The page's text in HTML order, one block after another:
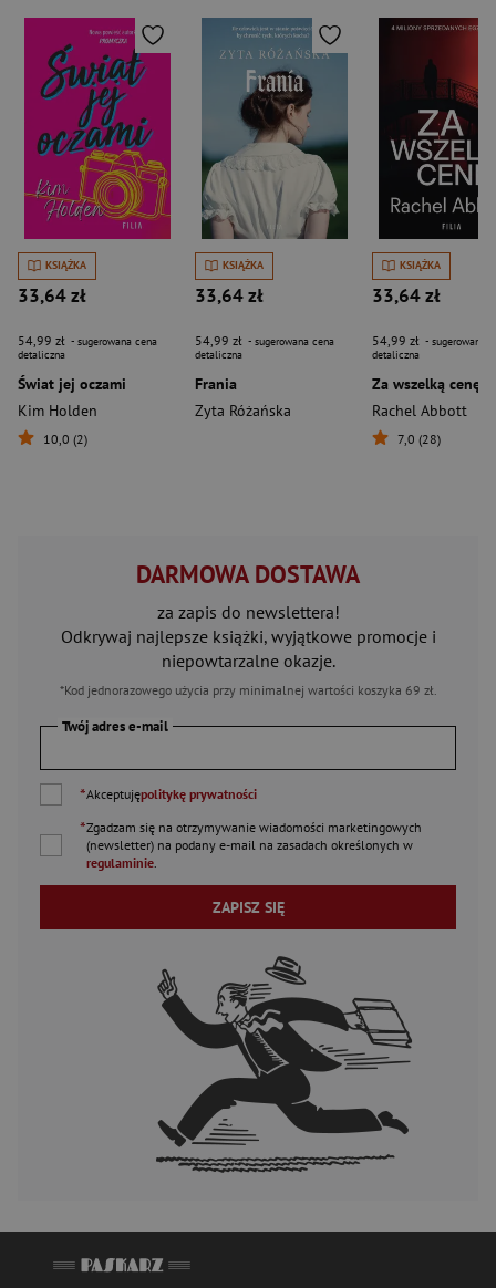
KSIĄŻKA
33,64 zł
54,99 zł - sugerowana cena
detaliczna
Świat jej oczami
Kim Holden
10,0 (2)
KSIĄŻKA
33,64 zł
54,99 zł - sugerowana cena
detaliczna
Frania
Zyta Różańska
KSIĄŻKA
33,64 zł
54,99 zł - sugerowana
detaliczna
Za wszelką cenę
Rachel Abbott
7,0 (28)
DARMOWA DOSTAWA
za zapis do newslettera!
Odkrywaj najlepsze książki, wyjątkowe promocje i
niepowtarzalne okazje.
*Kod jednorazowego użycia przy minimalnej wartości koszyka 69 zł.
Twój adres e-mail
*Akceptujępolitykę prywatności
*Zgadzam się na otrzymywanie wiadomości marketingowych
(newsletter) na podany e-mail na zasadach określonych w
regulaminie
ZAPISZ SIĘ